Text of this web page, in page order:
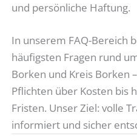
und persönliche Haftung.
In unserem FAQ-Bereich
häufigsten Fragen rund
Borken und Kreis Borken
Pflichten über Kosten bis
Fristen. Unser Ziel: volle
informiert und sicher